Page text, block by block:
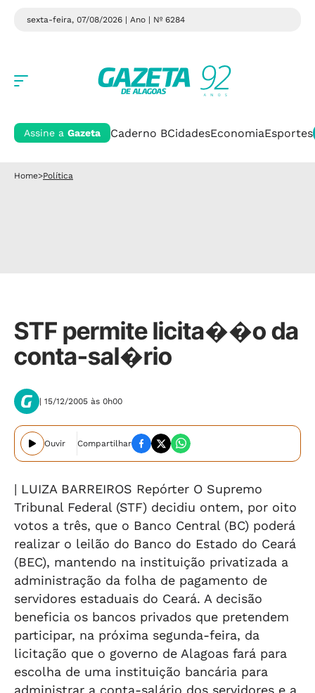
sexta-feira, 07/08/2026 | Ano | Nº 6284
Assine a Gazeta Caderno BCidadesEconomiaEsportes
Home>Política
STF permite licita��o da
conta-sal�rio
| 15/12/2005 às 0h00
Ouvir Compartilhar
| LUIZA BARREIROS Repórter O Supremo
Tribunal Federal (STF) decidiu ontem, por oito
votos a três, que o Banco Central (BC) poderá
realizar o leilão do Banco do Estado do Ceará
(BEC), mantendo na instituição privatizada a
administração da folha de pagamento de
servidores estaduais do Ceará. A decisão
beneficia os bancos privados que pretendem
participar, na próxima segunda-feira, da
licitação que o governo de Alagoas fará para
escolha de uma instituição bancária para
administrar a conta-salário dos servidores e a